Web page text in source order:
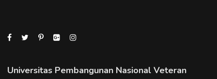
Universitas Pembangunan Nasional Veteran